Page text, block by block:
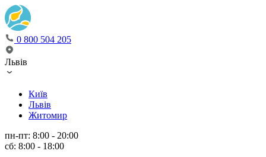
0 800 504 205
Львів
Київ
Львів
Житомир
пн-пт: 8:00 - 20:00
сб: 8:00 - 18:00